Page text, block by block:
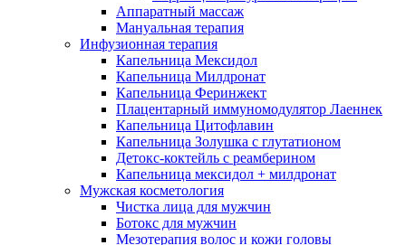
Аппаратный массаж
Мануальная терапия
Инфузионная терапия
Капельница Мексидол
Капельница Милдронат
Капельница Феринжект
Плацентарный иммуномодулятор Лаеннек
Капельница Цитофлавин
Капельница Золушка с глутатионом
Детокс-коктейль с реамберином
Капельница мексидол + милдронат
Мужская косметология
Чистка лица для мужчин
Ботокс для мужчин
Мезотерапия волос и кожи головы